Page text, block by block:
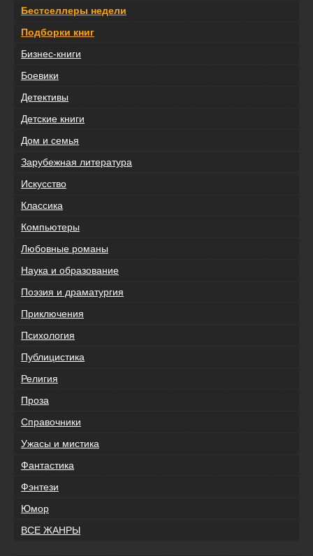
Бестселлеры недели
Подборки книг
Бизнес-книги
Боевики
Детективы
Детские книги
Дом и семья
Зарубежная литература
Искусство
Классика
Компьютеры
Любовные романы
Наука и образование
Поэзия и драматургия
Приключения
Психология
Публицистика
Религия
Проза
Справочники
Ужасы и мистика
Фантастика
Фэнтези
Юмор
ВСЕ ЖАНРЫ